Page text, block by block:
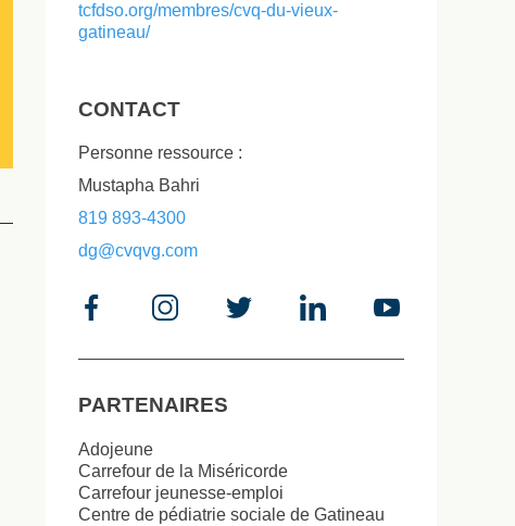
tcfdso.org/membres/cvq-du-vieux-
gatineau/
CONTACT
Personne ressource :
Mustapha Bahri
819 893-4300
dg@cvqvg.com
PARTENAIRES
Adojeune
Carrefour de la Miséricorde
Carrefour jeunesse-emploi
Centre de pédiatrie sociale de Gatineau